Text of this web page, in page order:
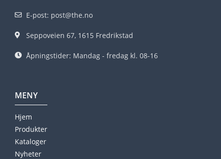
E-post: post@the.no
Seppoveien 67, 1615 Fredrikstad
Åpningstider: Mandag - fredag kl. 08-16
MENY
Hjem
Produkter
Kataloger
Nyheter